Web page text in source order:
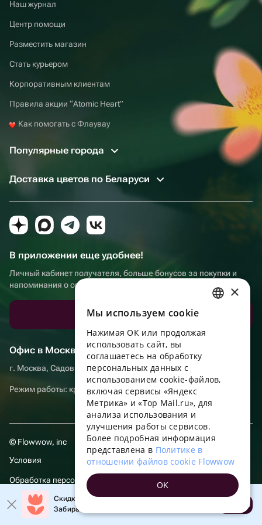
тонкости.
Прозрачный рейтинг продавцов и множество
отзывов, которые помогут сориентироваться и
выбрать хорошего селлера.
Удобный сервис, чтобы делать подарки
дистанционно, с доставкой в другом городе.
Наш журнал
Центр помощи
Разместить магазин
Стать курьером
Корпоративным клиентам
Правила акции “Atomic Heart”
Как помогать с Флаувау
Популярные города
Доставка цветов по Беларуси
В приложении еще удобнее!
Личный кабинет получателя, больше бонусов за покупки и
напоминания о событиях
Скачать приложение
Офис в Москве
г. Москва, Садовническая набережная, д. 9, помещение 2/3
Режим работы: круглосуточно
© Flowwow, inc
Условия
Обработка персональных данных
Компания осуществляет деятельность в области информационных
технологий: оказание услуг в сети “Интернет” по размещению
Скидка до 10% на первый заказ!
Забирайте промокод в приложении!
Открыть
ENGLISH
UKRAINIAN
PORTUGUESE
FRENCH
TURKISH
POLISH
×
Мы используем сookie
Нажимая ОК или продолжая
использовать сайт, вы
соглашаетесь на обработку
персональных данных с
использованием cookie-файлов,
включая сервисы «Яндекс
Метрика» и «Top Mail.ru», для
анализа использования и
улучшения работы сервисов.
Более подробная информация
представлена в Политике в
отношении файлов cookie Flowwow
OK